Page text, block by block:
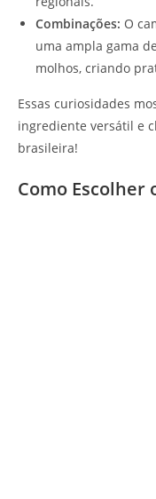
Combinações: O
uma ampla gama
molhos, criando
Essas curiosidades
ingrediente versátil e
brasileira!
Como Escolher